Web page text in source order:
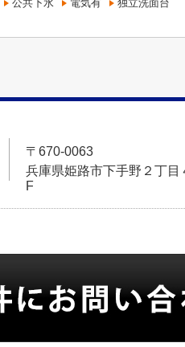
公共下水 電気有 独立洗面台
〒670-0063
兵庫県姫路市下手野２丁
F